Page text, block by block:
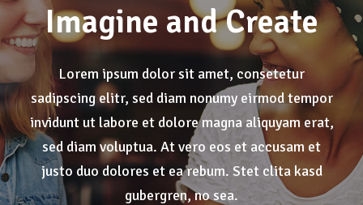
Imagine and Create
Lorem ipsum dolor sit amet, consetetur
sadipscing elitr, sed diam nonumy eirmod tempor
invidunt ut labore et dolore magna aliquyam erat,
sed diam voluptua. At vero eos et accusam et
justo duo dolores et ea rebum. Stet clita kasd
gubergren, no sea.